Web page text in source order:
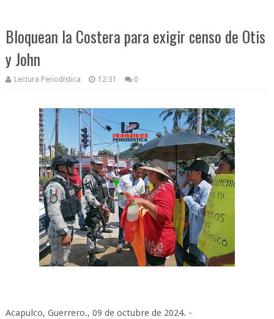
Bloquean la Costera para exigir censo de Otis
y John
Lectura Periodística 12:31 0
Acapulco, Guerrero., 09 de octubre de 2024. -